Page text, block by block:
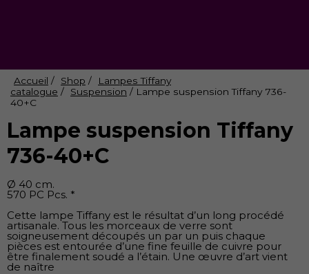
Accueil / Shop /
Lampes Tiffany
catalogue / Suspension / Lampe suspension Tiffany 736-
40+C
Lampe suspension Tiffany
736-40+C
Ø 40 cm.
570 PC Pcs. *
Cette lampe Tiffany est le résultat d’un long procédé
artisanale. Tous les morceaux de verre sont
soigneusement découpés un par un puis chaque
pièces est entourée d’une fine feuille de cuivre pour
être finalement soudé a l’étain. Une œuvre d’art vient
de naître